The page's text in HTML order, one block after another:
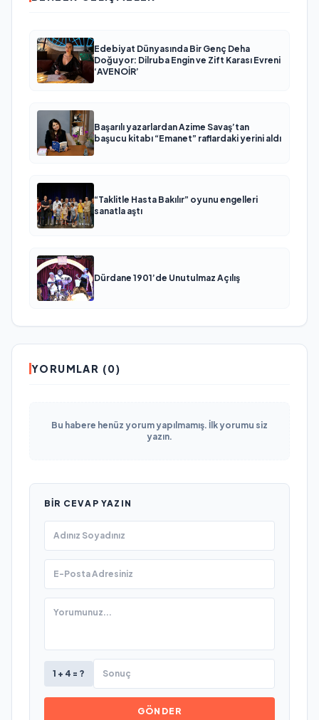
Edebiyat Dünyasında Bir Genç Deha
Doğuyor: Dilruba Engin ve Zift Karası Evreni
‘AVENOİR’
Başarılı yazarlardan Azime Savaş’tan
başucu kitabı “Emanet” raflardaki yerini aldı
“Taklitle Hasta Bakılır” oyunu engelleri
sanatla aştı
Dürdane 1901’de Unutulmaz Açılış
YORUMLAR (0)
Bu habere henüz yorum yapılmamış. İlk yorumu siz
yazın.
BIR CEVAP YAZIN
1 + 4 = ?
GÖNDER